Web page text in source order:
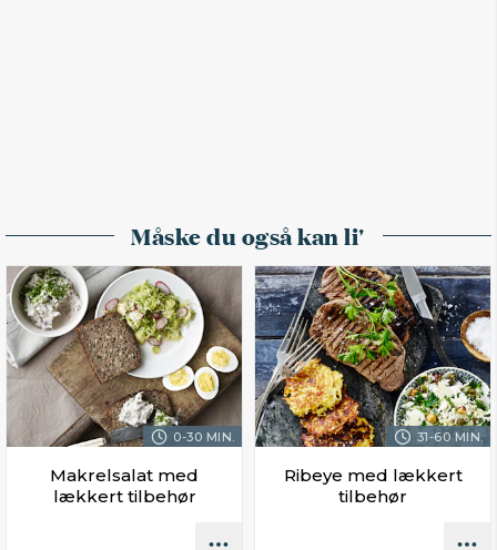
Måske du også kan li'
0-30 MIN.
Makrelsalat med
lækkert tilbehør
31-60 MIN.
Ribeye med lækkert
tilbehør